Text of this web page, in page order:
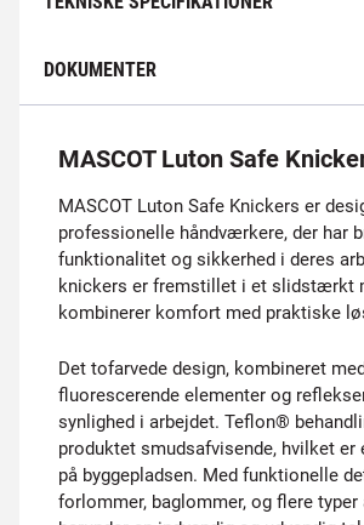
DOKUMENTER
MASCOT Luton Safe
MASCOT Luton Safe Knickers er
professionelle håndværkere, der har
funktionalitet og sikkerhed i deres
knickers er fremstillet i et slidstærkt
kombinerer komfort med praktiske
Det tofarvede design, kombineret
fluorescerende elementer og
synlighed i arbejdet. Teflon®
produktet smudsafvisende, hvilket er
på byggepladsen. Med funktionelle
forlommer, baglommer, og flere typer